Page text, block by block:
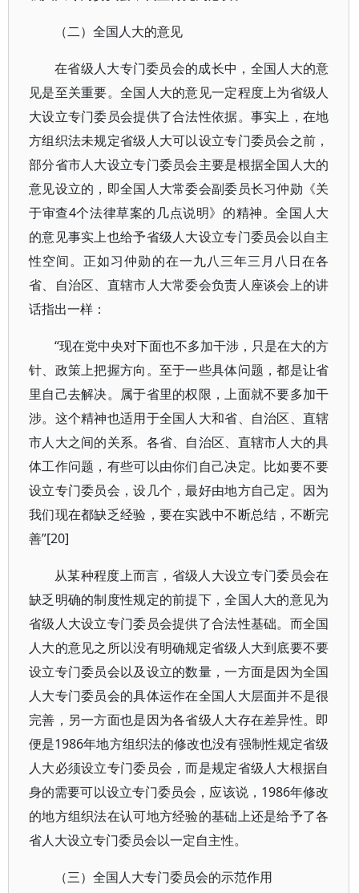
（二）全国人大的意见
在省级人大专门委员会的成长中，全国人大的意
见是至关重要。全国人大的意见一定程度上为省级人
大设立专门委员会提供了合法性依据。事实上，在地
方组织法未规定省级人大可以设立专门委员会之前，
部分省市人大设立专门委员会主要是根据全国人大的
意见设立的，即全国人大常委会副委员长习仲勋《关
于审查4个法律草案的几点说明》的精神。全国人大
的意见事实上也给予省级人大设立专门委员会以自主
性空间。正如习仲勋的在一九八三年三月八日在各
省、自治区、直辖市人大常委会负责人座谈会上的讲
话指出一样：
“现在党中央对下面也不多加干涉，只是在大的方
针、政策上把握方向。至于一些具体问题，都是让省
里自己去解决。属于省里的权限，上面就不要多加干
涉。这个精神也适用于全国人大和省、自治区、直辖
市人大之间的关系。各省、自治区、直辖市人大的具
体工作问题，有些可以由你们自己决定。比如要不要
设立专门委员会，设几个，最好由地方自己定。因为
我们现在都缺乏经验，要在实践中不断总结，不断完
善”[20]
从某种程度上而言，省级人大设立专门委员会在
缺乏明确的制度性规定的前提下，全国人大的意见为
省级人大设立专门委员会提供了合法性基础。而全国
人大的意见之所以没有明确规定省级人大到底要不要
设立专门委员会以及设立的数量，一方面是因为全国
人大专门委员会的具体运作在全国人大层面并不是很
完善，另一方面也是因为各省级人大存在差异性。即
便是1986年地方组织法的修改也没有强制性规定省级
人大必须设立专门委员会，而是规定省级人大根据自
身的需要可以设立专门委员会，应该说，1986年修改
的地方组织法在认可地方经验的基础上还是给予了各
省人大设立专门委员会以一定自主性。
（三）全国人大专门委员会的示范作用